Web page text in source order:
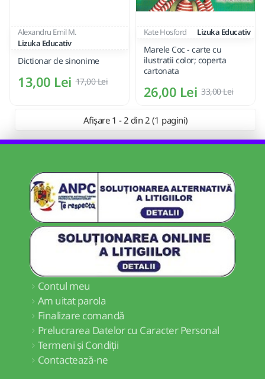
Alexandru Emil M.
Lizuka Educativ
Dictionar de sinonime
13,00 Lei 17,00 Lei
Kate Hosford Lizuka Educativ
Marele Coc - carte cu
ilustratii color; coperta
cartonata
26,00 Lei 33,00 Lei
Afișare 1 - 2 din 2 (1 pagini)
Contul meu
Am uitat parola
Finalizare comandă
Prelucrarea Datelor cu Caracter Personal
Termeni și Condiții
Contactează-ne